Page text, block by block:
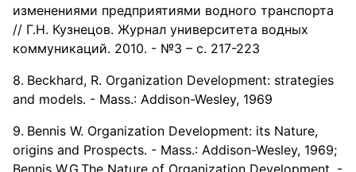
изменениями предприятиями водного транспорта
// Г.Н. Кузнецов. Журнал университета водных
коммуникаций. 2010. - №3 – с. 217-223
Beckhard, R. Organization Development: strategies
and models. - Mass.: Addison-Wesley, 1969
Bennis W. Organization Development: its Nature,
origins and Prospects. - Mass.: Addison-Wesley, 1969;
Bennis W.G.The Nature of Organization Development. -